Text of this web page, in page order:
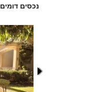
נכסים דומים